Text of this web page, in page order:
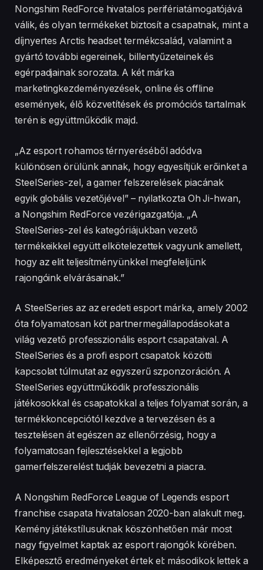
Nongshim RedForce hivatalos perifériatámogatójává
válik, és olyan termékeket biztosít a csapatnak, mint a
díjnyertes Arctis headset termékcsalád, valamint a
gyártó további egereinek, billentyűzeteinek és
egérpadjainak sorozata. A két márka
marketingkezdeményezések, online és offline
események, élő közvetítések és promóciós tartalmak
terén is együttműködik majd.
„Az esport rohamos térnyeréséből adódva
különösen örülünk annak, hogy egyesítjük erőinket a
SteelSeries-zel, a gamer felszerelések piacának
egyik globális vezetőjével” – nyilatkozta Oh Ji-hwan,
a Nongshim RedForce vezérigazgatója. „A
SteelSeries-zel és kategóriájukban vezető
termékeikkel együtt elkötelezettek vagyunk amellett,
hogy az elit teljesítményünkkel megfeleljünk
rajongóink elvárásainak.”
A SteelSeries az az eredeti esport márka, amely 2002
óta folyamatosan köt partnermegállapodásokat a
világ vezető professzionális esport csapataival. A
SteelSeries és a profi esport csapatok közötti
kapcsolat túlmutat az egyszerű szponzoráción. A
SteelSeries együttműködik professzionális
játékosokkal és csapatokkal a teljes folyamat során, a
termékkoncepciótól kezdve a tervezésen és a
tesztelésen át egészen az ellenőrzésig, hogy a
folyamatosan fejlesztésekkel a legjobb
gamerfelszerelést tudják bevezetni a piacra.
A Nongshim RedForce League of Legends esport
franchise csapata hivatalosan 2020-ban alakult meg.
Kemény játékstílusuknak köszönhetően már most
nagy figyelmet kaptak az esport rajongók körében.
Elképesztő eredményeket értek el: másodikok lettek a